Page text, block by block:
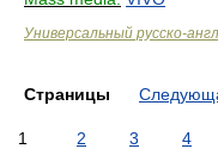
Универсальный русско-
Страницы
1 2 3 4